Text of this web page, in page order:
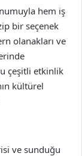
hem iş
bir seçenek
olanakları ve
çeşitli etkinlik
kültürel
ve sunduğu